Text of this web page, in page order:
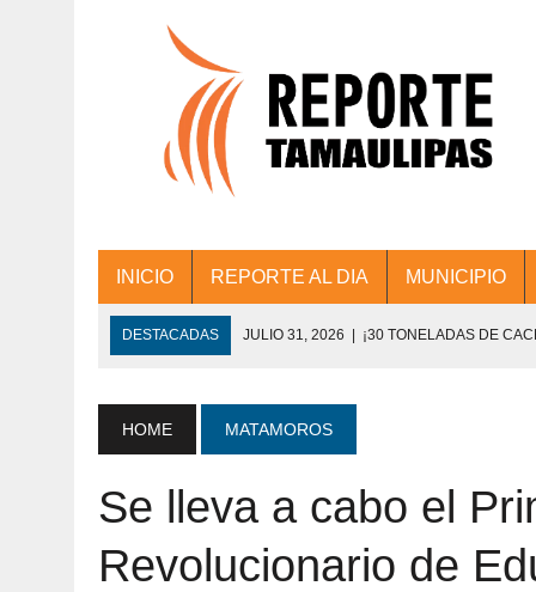
INICIO REPORTE AL DIA MUNICIPIO
DESTACADAS JULIO 31, 2026 | ¡30 TONELADAS DE
JULIO 30, 2026 | 💧🚰 ¡AGUA PARA LA COMUNIDAD!
JULIO 30, 2026 ¡TRABAJO EN EQUIPO Y RESULTADOS!
JULIO 30, 2026 | TAMAULIPAS TE INVITA A DESCUBRIR EL
HOME MATAMOROS
Se lleva a cabo el
Revolucionario de